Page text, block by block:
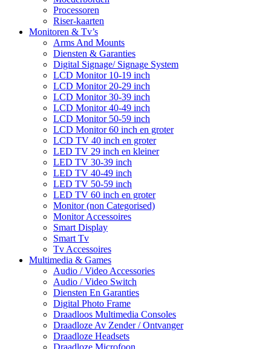
Processoren
Riser-kaarten
Monitoren & Tv’s
Arms And Mounts
Diensten & Garanties
Digital Signage/ Signage System
LCD Monitor 10-19 inch
LCD Monitor 20-29 inch
LCD Monitor 30-39 inch
LCD Monitor 40-49 inch
LCD Monitor 50-59 inch
LCD Monitor 60 inch en groter
LCD TV 40 inch en groter
LED TV 29 inch en kleiner
LED TV 30-39 inch
LED TV 40-49 inch
LED TV 50-59 inch
LED TV 60 inch en groter
Monitor (non Categorised)
Monitor Accessoires
Smart Display
Smart Tv
Tv Accessoires
Multimedia & Games
Audio / Video Accessories
Audio / Video Switch
Diensten En Garanties
Digital Photo Frame
Draadloos Multimedia Consoles
Draadloze Av Zender / Ontvanger
Draadloze Headsets